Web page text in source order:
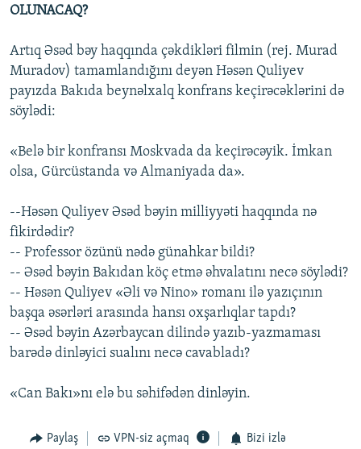
OLUNACAQ?
Artıq Əsəd bəy haqqında çəkdikləri filmin (rej. Murad
Muradov) tamamlandığını deyən Həsən Quliyev
payızda Bakıda beynəlxalq konfrans keçirəcəklərini də
söylədi:
«Belə bir konfransı Moskvada da keçirəcəyik. İmkan
olsa, Gürcüstanda və Almaniyada da».
--Həsən Quliyev Əsəd bəyin milliyyəti haqqında nə
fikirdədir?
-- Professor özünü nədə günahkar bildi?
-- Əsəd bəyin Bakıdan köç etmə əhvalatını necə söylədi?
-- Həsən Quliyev «Əli və Nino» romanı ilə yazıçının
başqa əsərləri arasında hansı oxşarlıqlar tapdı?
-- Əsəd bəyin Azərbaycan dilində yazıb-yazmaması
barədə dinləyici sualını necə cavabladı?
«Can Bakı»nı elə bu səhifədən dinləyin.
Paylaş VPN-siz açmaq Bizi izlə